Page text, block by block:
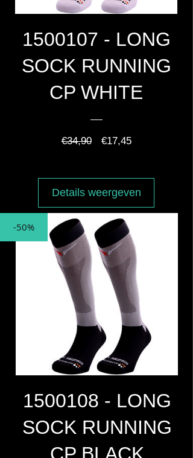
1500107 - LONG
SOCK RUNNING
CP WHITE
€34,90
Normale
€17,45Verkoopprijs
Details weergeven
-50%
1500108 - LONG
SOCK RUNNING